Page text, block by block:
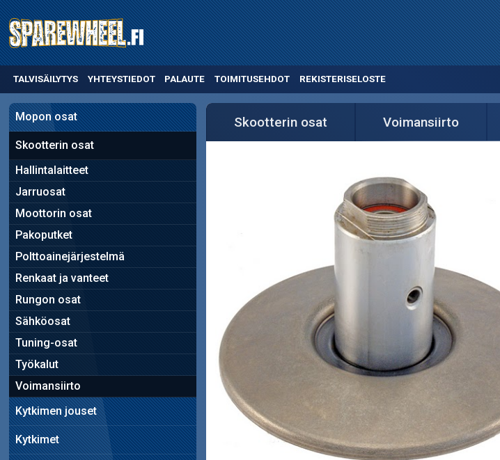
TALVISÄILYTYS YHTEYSTIEDOT PALAUTE TOIMITUSEHDOT REKISTERISELOSTE
Mopon osat
Skootterin osat
Hallintalaitteet
Jarruosat
Moottorin osat
Pakoputket
Polttoainejärjestelmä
Renkaat ja vanteet
Rungon osat
Sähköosat
Tuning-osat
Työkalut
Voimansiirto
Kytkimen jouset
Kytkimet
Skootterin osat Voimansiirto